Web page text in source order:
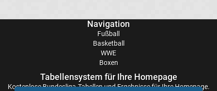
Transfergerüchte
Navigation
Fußball
Basketball
WWE
Boxen
Tabellensystem für Ihre Homepage
KostenloseBundesliga-Tabellenund Ergebnisse für Ihre Homepage.